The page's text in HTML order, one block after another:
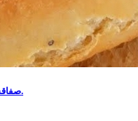
صفاقس بسبب الإنقطاع المتكرر للكهرباء : تسجيل نقص في الخبز بعدة مناطق.